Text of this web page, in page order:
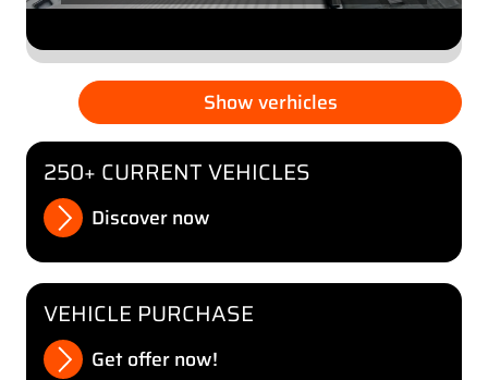
Show verhicles
250+ CURRENT VEHICLES
Discover now
VEHICLE PURCHASE
Get offer now!